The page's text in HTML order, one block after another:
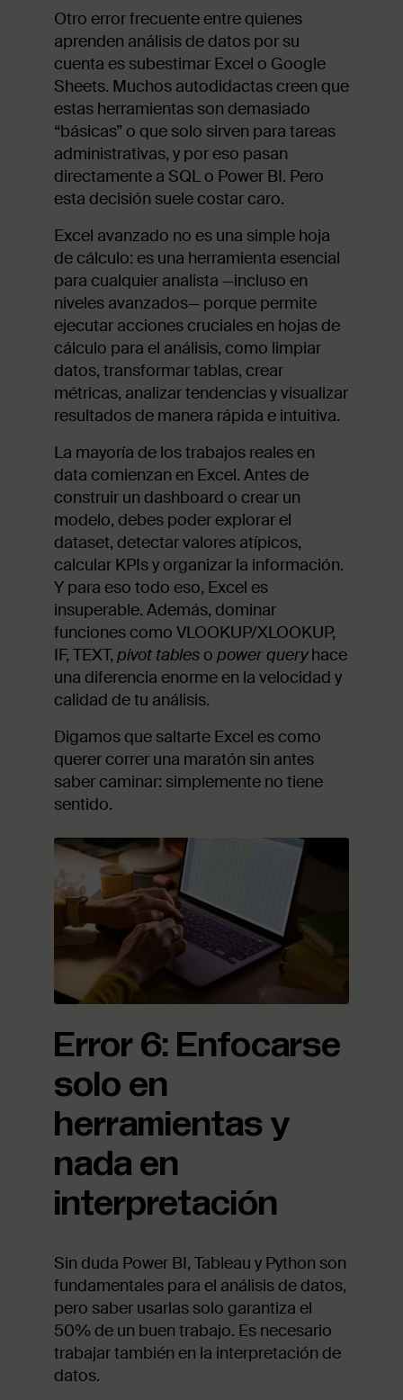
Otro error frecuente entre quienes
aprenden análisis de datos por su
cuenta es subestimar Excel o Google
Sheets. Muchos autodidactas creen que
estas herramientas son demasiado
“básicas” o que solo sirven para tareas
administrativas, y por eso pasan
directamente a SQL o Power BI. Pero
esta decisión suele costar caro.
Excel avanzado no es una simple hoja
de cálculo: es una herramienta esencial
para cualquier analista —incluso en
niveles avanzados— porque permite
ejecutar acciones cruciales en hojas de
cálculo para el análisis, como limpiar
datos, transformar tablas, crear
métricas, analizar tendencias y visualizar
resultados de manera rápida e intuitiva.
La mayoría de los trabajos reales en
data comienzan en Excel. Antes de
construir un dashboard o crear un
modelo, debes poder explorar el
dataset, detectar valores atípicos,
calcular KPIs y organizar la información.
Y para eso todo eso, Excel es
insuperable. Además, dominar
funciones como VLOOKUP/XLOOKUP,
IF, TEXT, pivot tables o power queryhace
una diferencia enorme en la velocidad y
calidad de tu análisis.
Digamos que saltarte Excel es como
querer correr una maratón sin antes
saber caminar: simplemente no tiene
sentido.
Error 6: Enfocarse
solo en
herramientas y
nada en
interpretación
Sin duda Power BI, Tableau y Python son
fundamentales para el análisis de datos,
pero saber usarlas solo garantiza el
50% de un buen trabajo. Es necesario
trabajar también en la interpretación de
datos.